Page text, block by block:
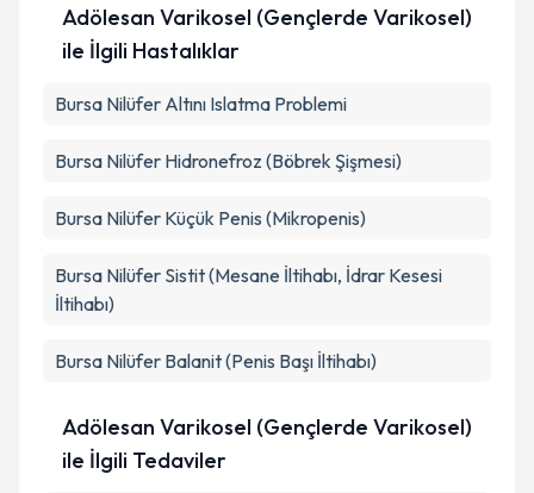
Adölesan Varikosel (Gençlerde Varikosel)
ile İlgili Hastalıklar
Bursa Nilüfer Altını Islatma Problemi
Bursa Nilüfer Hidronefroz (Böbrek Şişmesi)
Bursa Nilüfer Küçük Penis (Mikropenis)
Bursa Nilüfer Sistit (Mesane İltihabı, İdrar Kesesi
İltihabı)
Bursa Nilüfer Balanit (Penis Başı İltihabı)
Adölesan Varikosel (Gençlerde Varikosel)
ile İlgili Tedaviler